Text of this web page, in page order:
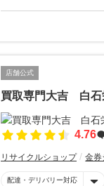
店舗公式
買取専門大吉 白石
4.76
リサイクルショップ 金券
配達・デリバリー対応